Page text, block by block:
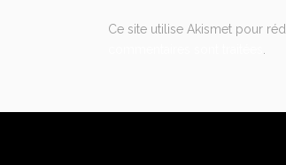
Ce site utilise Akismet pour
.